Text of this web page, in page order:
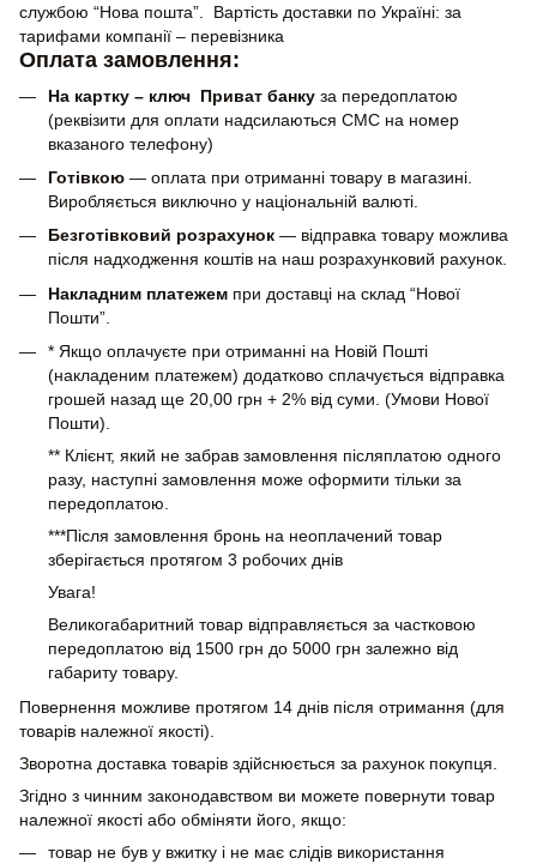
службою “Нова пошта”. Вартість доставки по Україні: за
тарифами компанії – перевізника
Оплата замовлення:
На картку – ключ Приват банку за передоплатою
(реквізити для оплати надсилаються СМС на номер
вказаного телефону)
Готівкою — оплата при отриманні товару в магазині.
Виробляється виключно у національній валюті.
Безготівковий розрахунок — відправка товару можлива
після надходження коштів на наш розрахунковий рахунок.
Накладним платежем при доставці на склад “Нової
Пошти”.
* Якщо оплачуєте при отриманні на Новій Пошті
(накладеним платежем) додатково сплачується відправка
грошей назад ще 20,00 грн + 2% від суми. (Умови Нової
Пошти).
** Клієнт, який не забрав замовлення післяплатою одного
разу, наступні замовлення може оформити тільки за
передоплатою.
***Після замовлення бронь на неоплачений товар
зберігається протягом 3 робочих днів
Увага!
Великогабаритний товар відправляється за частковою
передоплатою від 1500 грн до 5000 грн залежно від
габариту товару.
Повернення можливе протягом 14 днів після отримання (для
товарів належної якості).
Зворотна доставка товарів здійснюється за рахунок покупця.
Згідно з чинним законодавством ви можете повернути товар
належної якості або обміняти його, якщо:
товар не був у вжитку і не має слідів використання